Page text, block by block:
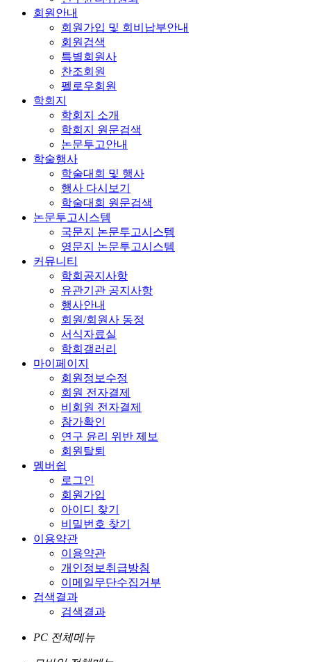
회원안내
회원가입 및 회비납부안내
회원검색
특별회원사
찬조회원
펠로우회원
학회지
학회지 소개
학회지 원문검색
논문투고안내
학술행사
학술대회 및 행사
행사 다시보기
학술대회 원문검색
논문투고시스템
국문지 논문투고시스템
영문지 논문투고시스템
커뮤니티
학회공지사항
유관기관 공지사항
행사안내
회원/회원사 동정
서식자료실
학회갤러리
마이페이지
회원정보수정
회원 전자결제
비회원 전자결제
참가확인
연구 윤리 위반 제보
회원탈퇴
멤버쉽
로그인
회원가입
아이디 찾기
비밀번호 찾기
이용약관
이용약관
개인정보취급방침
이메일무단수집거부
검색결과
검색결과
PC 전체메뉴